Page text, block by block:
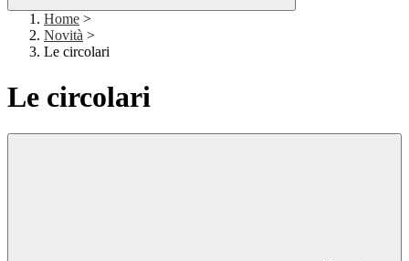
Home >
Novità >
Le circolari
Le circolari